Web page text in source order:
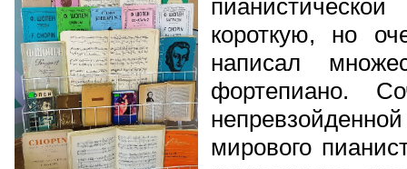
короткую, но
написал
фортепиано.
мирового